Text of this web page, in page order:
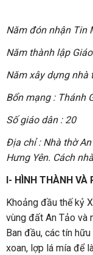
Năm đón nhận Tin
Năm thành lập
Năm xây dựng nhà
Bổn mạng : Thánh
Số giáo dân : 20
Địa chỉ : Nhà thờ
Hưng Yên. Cách
I- HÌNH THÀNH VÀ
Khoảng đầu thế kỷ
vùng đất An Tảo và
Ban đầu, các tín
xoan, lợp lá mía để